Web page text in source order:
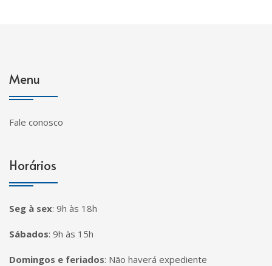
Menu
Fale conosco
Horários
Seg à sex: 9h às 18h
Sábados: 9h às 15h
Domingos e feriados: Não haverá expediente